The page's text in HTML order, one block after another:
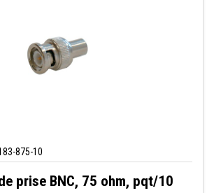
875-10
prise BNC, 75 ohm, pqt/10